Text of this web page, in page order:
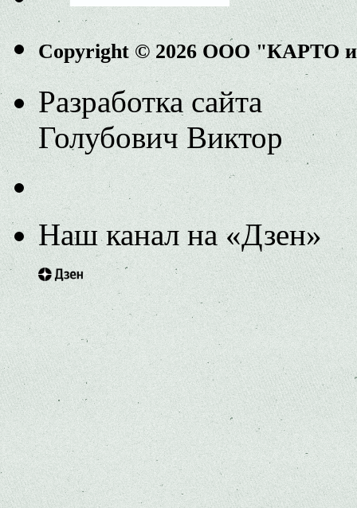
Copyright © 2026 ООО "КАРТО
Разработка сайта
Голубович Виктор
Наш канал на «Дзен»